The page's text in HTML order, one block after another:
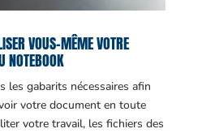
VOUS-MÊME VOTRE
NOTEBOOK
les gabarits nécessaires afin
votre document en toute
votre travail, les fichiers des